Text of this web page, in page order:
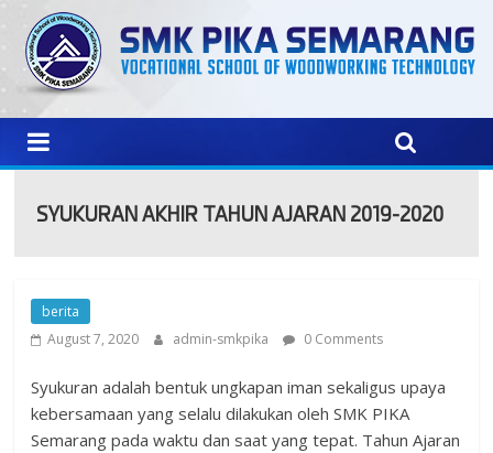
SYUKURAN AKHIR TAHUN AJARAN 2019-2020
berita
August 7, 2020
admin-smkpika 0 Comments
Syukuran adalah bentuk ungkapan iman sekaligus upaya
kebersamaan yang selalu dilakukan oleh SMK PIKA
Semarang pada waktu dan saat yang tepat. Tahun Ajaran